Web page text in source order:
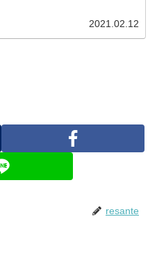
2021.02.12
resante